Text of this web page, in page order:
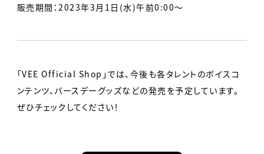
販売期間：2023年3月1日(水)午前0:00～
「VEE Official Shop」では、今後も各タレントのボイスコ
ンテンツ、バースデーグッズなどの発売を予定しています。
ぜひチェックしてください！